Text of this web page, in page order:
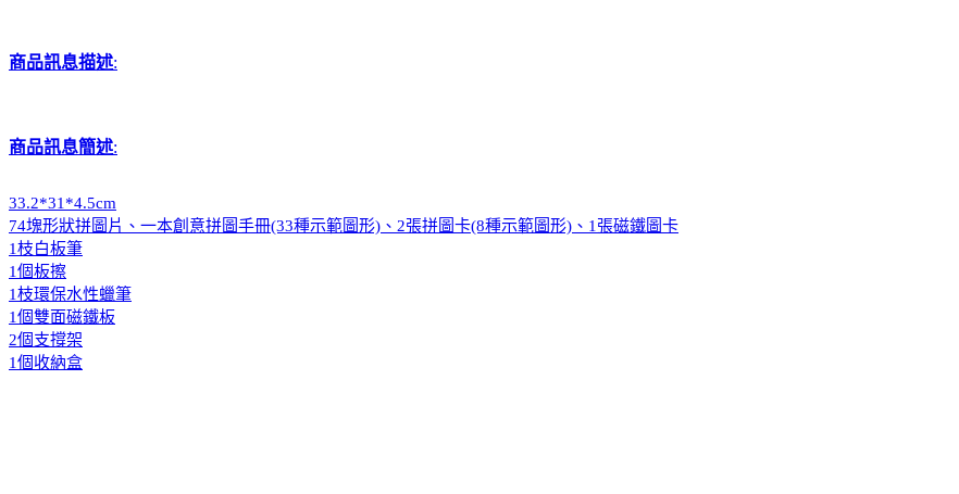
商品訊息描述:
商品訊息簡述:
33.2*31*4.5cm
74塊形狀拼圖片、一本創意拼圖手冊(33種示範圖形)、2張拼圖卡(8種示範圖形)、1張磁鐵圖卡
1枝白板筆
1個板擦
1枝環保水性蠟筆
1個雙面磁鐵板
2個支撐架
1個收納盒